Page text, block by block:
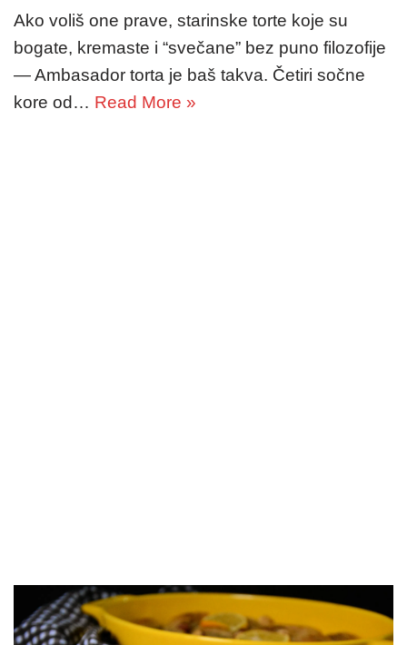
Ako voliš one prave, starinske torte koje su
bogate, kremaste i “svečane” bez puno filozofije
— Ambasador torta je baš takva. Četiri sočne
kore od… Read More »